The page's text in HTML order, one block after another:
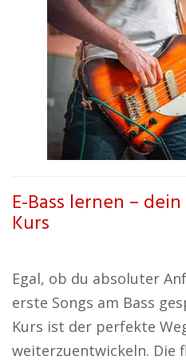
E-Bass lernen –
Kurs
Egal, ob du absoluter
erste Songs am Bass
Kurs ist der perfekte
weiterzuentwickeln. Die